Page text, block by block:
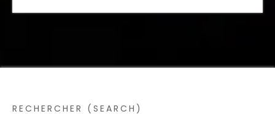
RECHERCHER (SEARCH)